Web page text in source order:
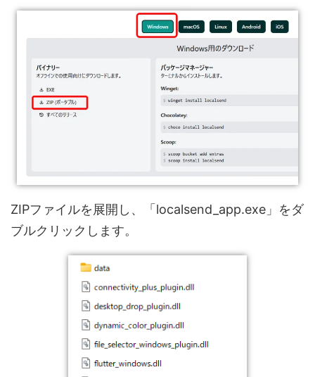
ZIPファイルを展開し、「localsend_app.exe」をダ
ブルクリックします。